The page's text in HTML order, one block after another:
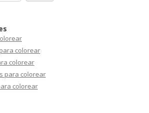
colorear
colorear
para colorear
colorear